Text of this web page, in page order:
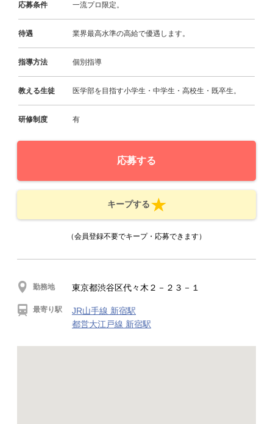
応募条件 一流プロ限定。
待遇 業界最高水準の高給で優遇します。
指導方法 個別指導
教える生徒 医学部を目指す小学生・中学生・高校生・既卒生。
研修制度 有
応募する
キープする
（会員登録不要でキープ・応募できます）
勤務地 東京都渋谷区代々木２－２３－１
最寄り駅
JR山手線 新宿駅
都営大江戸線 新宿駅